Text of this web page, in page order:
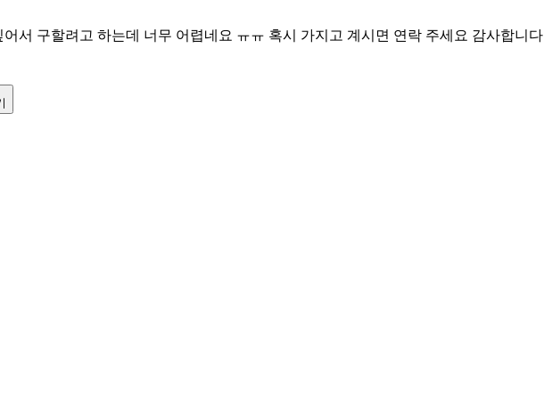
서 구할려고 하는데 너무 어렵네요 ㅠㅠ 혹시 가지고 계시면 연락 주세요 감사합니다